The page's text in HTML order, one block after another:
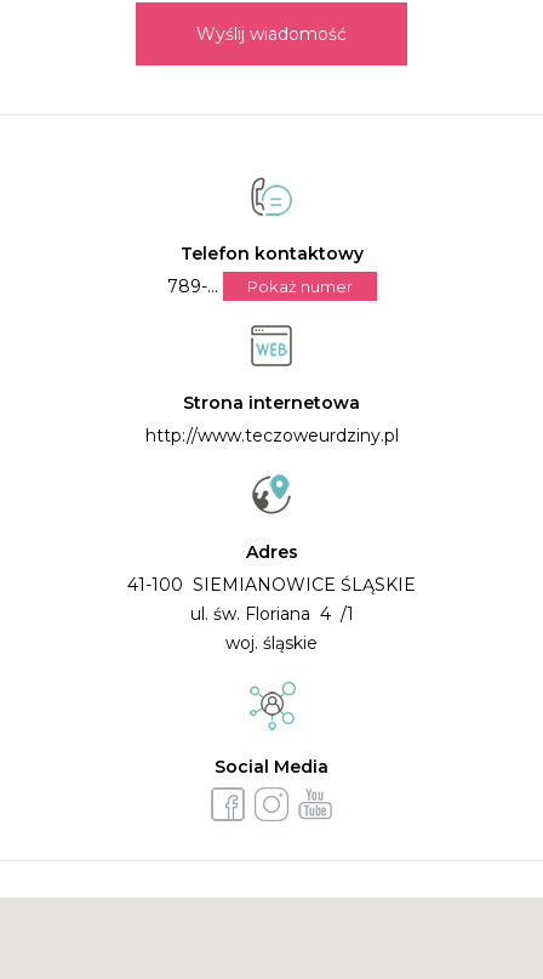
Wyślij wiadomość
Telefon kontaktowy
789-...
Pokaż numer
Strona internetowa
http://www.teczoweurdziny.pl
Adres
41-100 SIEMIANOWICE ŚLĄSKIE
ul. św. Floriana 4 /1
woj. śląskie
Social Media